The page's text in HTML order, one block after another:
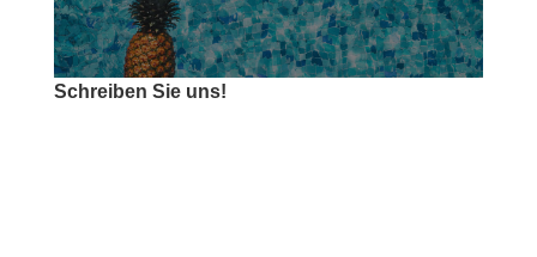
Schreiben Sie uns!